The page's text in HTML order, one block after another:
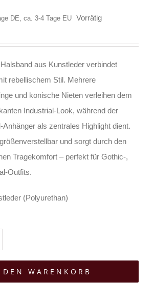
DE, ca. 3-4 Tage EU
Vorrätig
aus Kunstleder verbindet
rebellischem Stil. Mehrere
und konische Nieten verleihen dem
Industrial-Look, während der
als zentrales Highlight dient.
und sorgt durch den
Tragekomfort – perfekt für Gothic-,
Outfits.
(Polyurethan)
WARENKORB